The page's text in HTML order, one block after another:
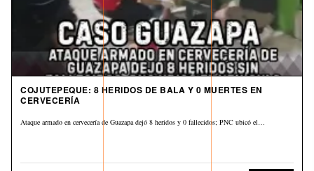
COJUTEPEQUE: 8 HERIDOS DE BALA Y 0 MUERTES EN
CERVECERÍA
Ataque armado en cervecería de Guazapa dejó 8 heridos y 0 fallecidos; PNC ubicó el…